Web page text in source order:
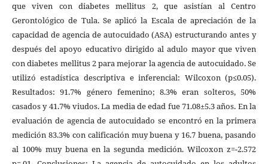
que viven con diabetes mellitus 2, que asistían al Centro
Gerontológico de Tula. Se aplicó la Escala de apreciación de la
capacidad de agencia de autocuidado (ASA) estructurando antes y
después del apoyo educativo dirigido al adulo mayor que viven
con diabetes mellitus 2 para mejorar la agencia de autocuidado. Se
utilizó estadística descriptiva e inferencial: Wilcoxon (p≤0.05).
Resultados: 91.7% género femenino; 8.3% eran solteros, 50%
casados y 41.7% viudos. La media de edad fue 71.08±5.3 años. En la
evaluación de agencia de autocuidado se encontró en la primera
medición 83.3% con calificación muy buena y 16.7 buena, pasando
al 100% muy buena en la segunda medición. Wilcoxon z=-2.572